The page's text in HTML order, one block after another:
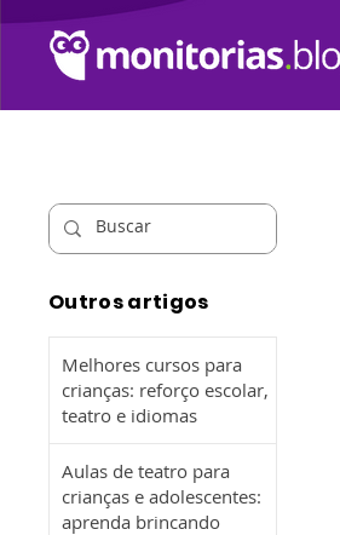
Melhores cursos para
crianças: reforço escolar,
teatro e idiomas
Aulas de teatro para
crianças e adolescentes:
aprenda brincando
Outros artigos